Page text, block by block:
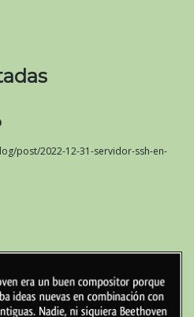
post/2022-12-31-servidor-ssh-en-